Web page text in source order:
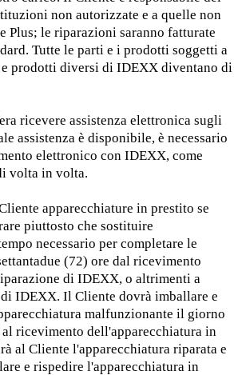
non autorizzate e a quelle non
Plus; le riparazioni saranno fatturate
Tutte le parti e i prodotti soggetti a
prodotti diversi di IDEXX diventano di
ricevere assistenza elettronica sugli
assistenza è disponibile, è necessario
elettronico con IDEXX, come
volta in volta.
apparecchiature in prestito se
piuttosto che sostituire
necessario per completare le
(72) ore dal ricevimento
di IDEXX, o altrimenti a
IDEXX. Il Cliente dovrà imballare e
malfunzionante il giorno
ricevimento dell'apparecchiatura in
al Cliente l'apparecchiatura riparata e
e rispedire l'apparecchiatura in